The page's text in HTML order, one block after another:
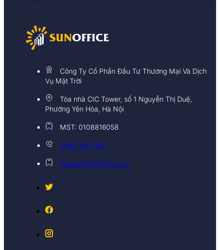
Công Ty Cổ Phần Đầu Tư Thương Mại Và Dịch
Vụ Mặt Trời
Tòa nhà CIC Tower, số 1 Nguyễn Thị Duệ,
Phường Yên Hòa, Hà Nội
MST: 0108816058
0968 382 682
support@sunoffice.vn